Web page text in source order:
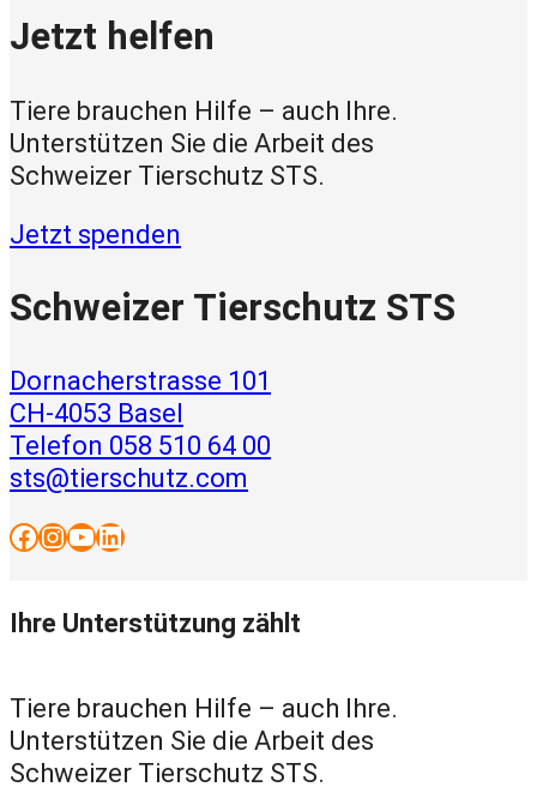
Jetzt helfen
Tiere brauchen Hilfe – auch Ihre.
Unterstützen Sie die Arbeit des
Schweizer Tierschutz STS.
Jetzt spenden
Schweizer Tierschutz STS
Dornacherstrasse 101
CH-4053 Basel
Telefon 058 510 64 00
sts@tierschutz.com
Facebook InstagramYouTube LinkedIn
Ihre Unterstützung zählt
Tiere brauchen Hilfe – auch Ihre.
Unterstützen Sie die Arbeit des
Schweizer Tierschutz STS.